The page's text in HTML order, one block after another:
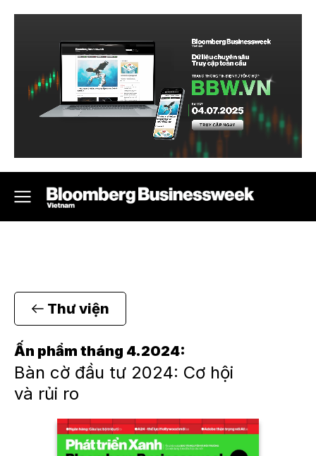
Thư viện
Ấn phẩm tháng 4.2024:
Bàn cờ đầu tư 2024: Cơ hội
và rủi ro